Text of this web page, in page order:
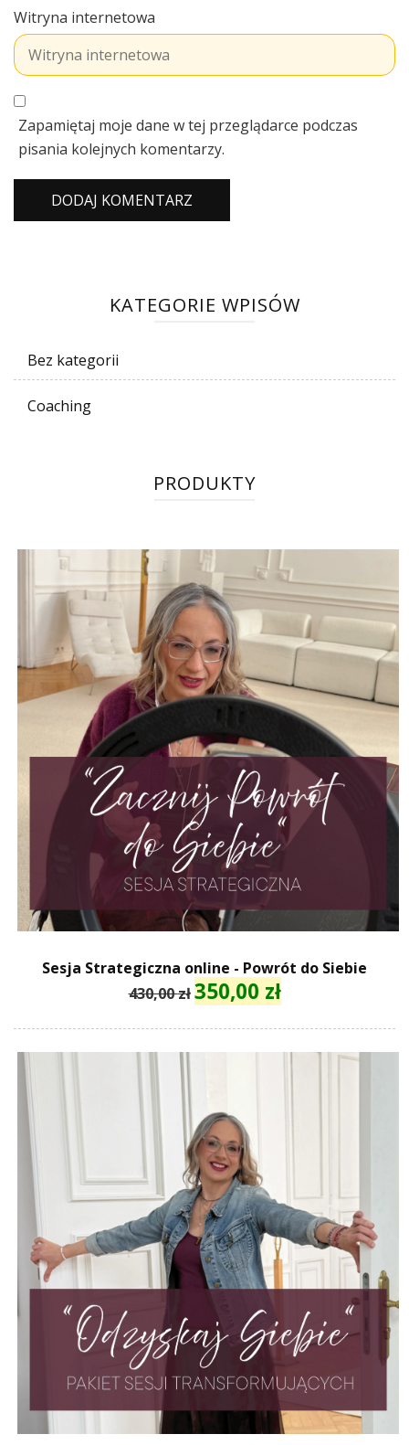
Witryna internetowa
Zapamiętaj moje dane w tej przeglądarce podczas
pisania kolejnych komentarzy.
KATEGORIE WPISÓW
Bez kategorii
Coaching
PRODUKTY
Sesja Strategiczna online - Powrót do Siebie
430,00zł Pierwotna
350,00 złAktualna
350,00 zł.